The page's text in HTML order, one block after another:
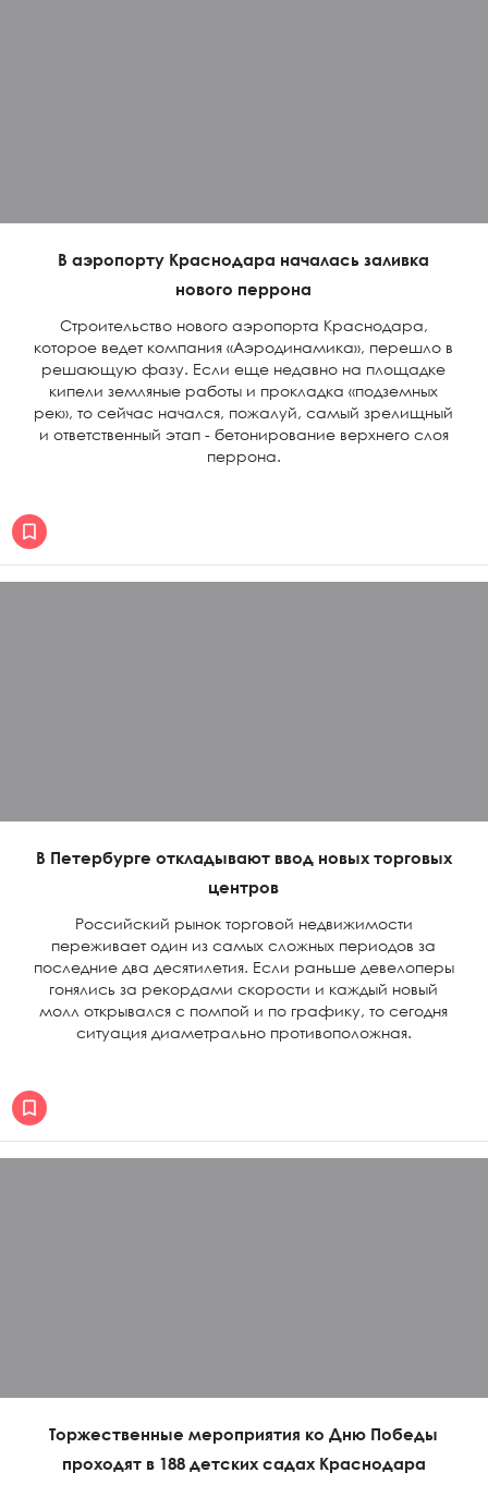
В аэропорту Краснодара началась заливка
нового перрона
Строительство нового аэропорта Краснодара,
которое ведет компания «Аэродинамика», перешло в
решающую фазу. Если еще недавно на площадке
кипели земляные работы и прокладка «подземных
рек», то сейчас начался, пожалуй, самый зрелищный
и ответственный этап - бетонирование верхнего слоя
перрона.
В Петербурге откладывают ввод новых торговых
центров
Российский рынок торговой недвижимости
переживает один из самых сложных периодов за
последние два десятилетия. Если раньше девелоперы
гонялись за рекордами скорости и каждый новый
молл открывался с помпой и по графику, то сегодня
ситуация диаметрально противоположная.
Торжественные мероприятия ко Дню Победы
проходят в 188 детских садах Краснодара